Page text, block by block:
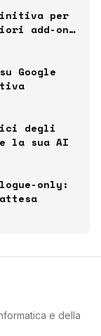
per
add-on
Google
degli
la sua AI
only:
e della